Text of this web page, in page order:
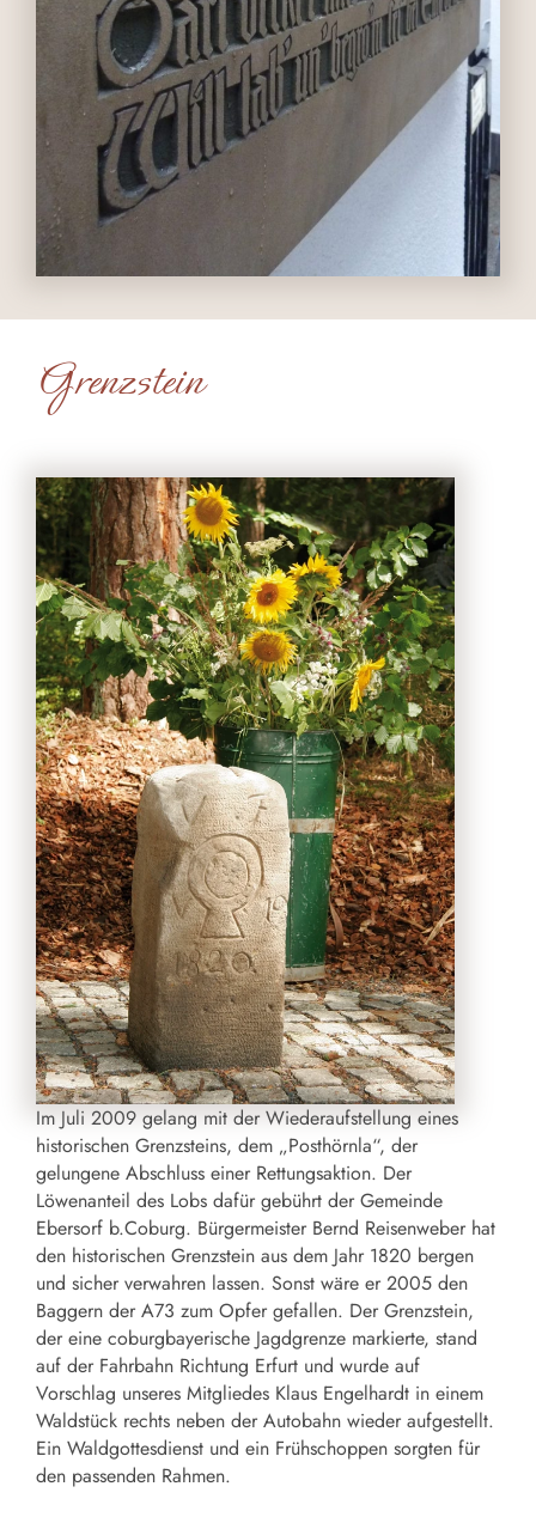
Grenzstein
Im Juli 2009 gelang mit der Wiederaufstellung eines
historischen Grenzsteins, dem „Posthörnla“, der
gelungene Abschluss einer Rettungsaktion. Der
Löwenanteil des Lobs dafür gebührt der Gemeinde
Ebersorf b.Coburg. Bürgermeister Bernd Reisenweber hat
den historischen Grenzstein aus dem Jahr 1820 bergen
und sicher verwahren lassen. Sonst wäre er 2005 den
Baggern der A73 zum Opfer gefallen. Der Grenzstein,
der eine coburgbayerische Jagdgrenze markierte, stand
auf der Fahrbahn Richtung Erfurt und wurde auf
Vorschlag unseres Mitgliedes Klaus Engelhardt in einem
Waldstück rechts neben der Autobahn wieder aufgestellt.
Ein Waldgottesdienst und ein Frühschoppen sorgten für
den passenden Rahmen.